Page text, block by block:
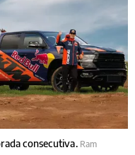
consecutiva. Ram